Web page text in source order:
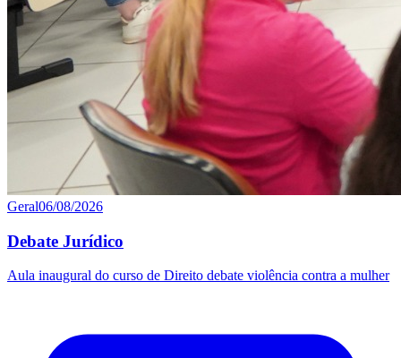
Geral06/08/2026
Debate Jurídico
Aula inaugural do curso de Direito debate violência contra a mulher